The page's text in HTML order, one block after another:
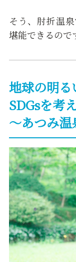
そう、肘折温
堪能できるので
地球の明る
SDGsを考
〜あつみ温